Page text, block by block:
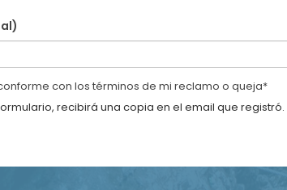
con los términos de mi reclamo o queja*
recibirá una copia en el email que registró.